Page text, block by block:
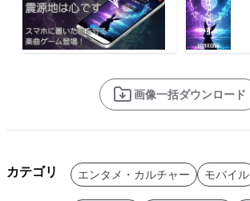
画像一括ダウンロード
カテゴリ エンタメ・カルチャー モバイル